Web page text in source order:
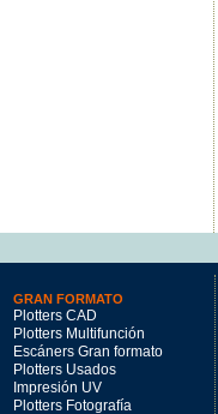
Epson Enhanced Matte Paper
GRAN FORMATO
Plotters CAD
Plotters Multifunción
Escáners Gran formato
Plotters Usados
Impresión UV
Plotters Fotografía